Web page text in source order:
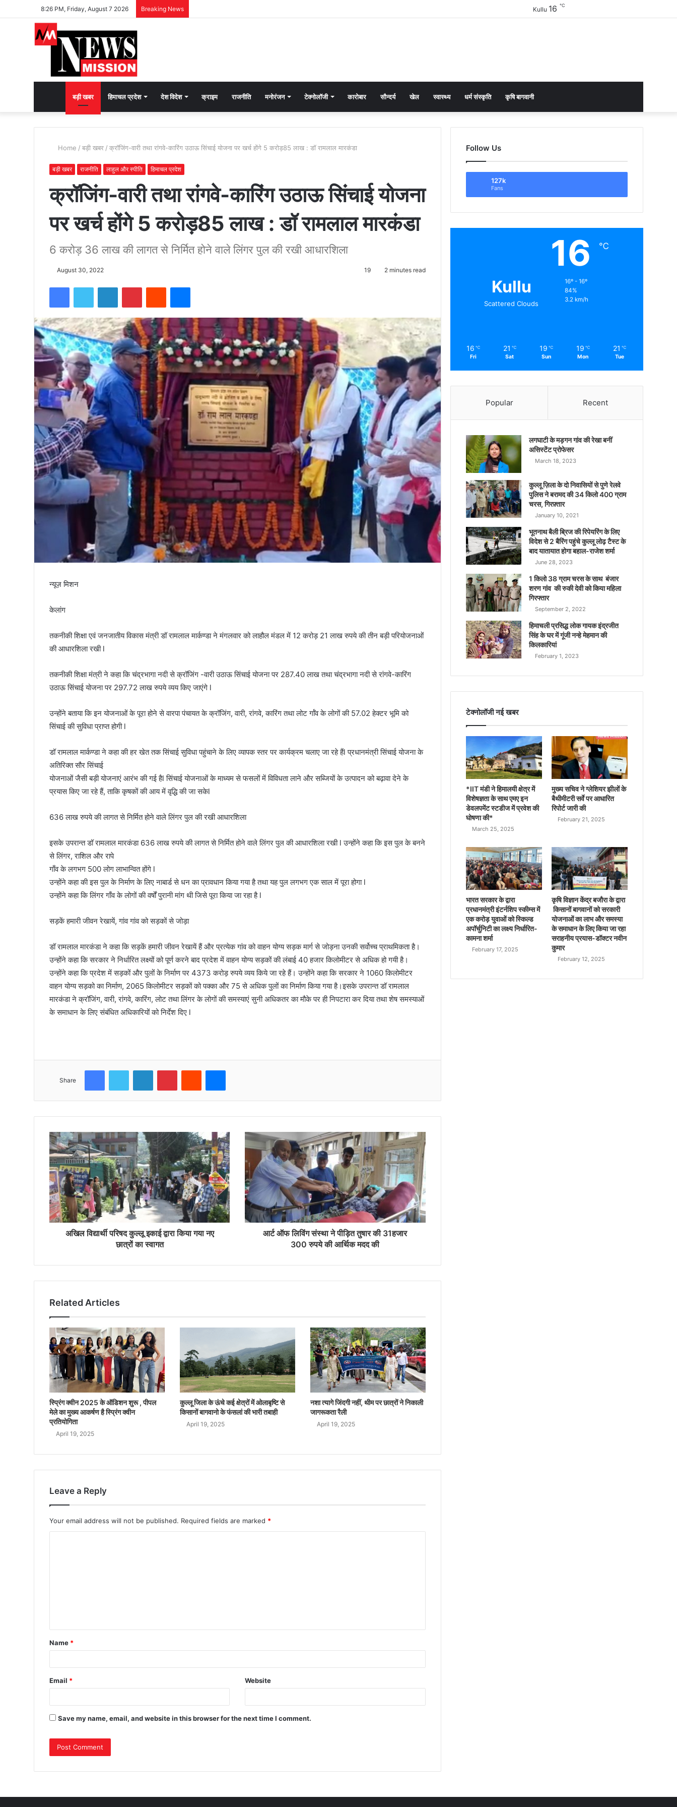
8:26 PM, Friday, August 7 2026 Breaking News Kullu 16 ℃
भक्ति
भावना
जगाने
को
फीट
उंची
चोटी
पर
फहराया
तिरंगा
बड़ी खबर हिमाचल प्रदेश देश विदेश क्राइम राजनीति मनोरंजन टेक्नोलॉजी कारोबार सौन्दर्य खेल स्वास्थ्य धर्म संस्कृति कृषि बागवानी
Home / बड़ी खबर / क्रॉजिंग-वारी तथा रांगवे-कारिंग उठाऊ सिंचाई योजना पर खर्च होंगे 5 करोड़85 लाख : डॉ रामलाल मारकंडा
बड़ी खबर राजनीति लाहुल और स्पीति हिमाचल प्रदेश
क्रॉजिंग-वारी तथा रांगवे-कारिंग उठाऊ सिंचाई योजना
पर खर्च होंगे 5 करोड़85 लाख : डॉ रामलाल मारकंडा
6 करोड़ 36 लाख की लागत से निर्मित होने वाले लिंगर पुल की रखी आधारशिला
August 30, 2022 19 2 minutes read
न्यूज़ मिशन
केलांग
तकनीकी शिक्षा एवं जनजातीय विकास मंत्री डॉ रामलाल मार्कण्डा ने मंगलवार को लाहौल मंडल में 12 करोड़ 21 लाख रुपये की तीन बड़ी परियोजनाओं
की आधारशिला रखी l
तकनीकी शिक्षा मंत्री ने कहा कि चंद्रभागा नदी से क्रॉजिंग -वारी उठाऊ सिंचाई योजना पर 287.40 लाख तथा चंद्रभागा नदी से रांगवे-कारिंग
उठाऊ सिंचाई योजना पर 297.72 लाख रुपये व्यय किए जाएंगे l
उन्होंने बताया कि इन योजनाओं के पूरा होने से वारपा पंचायत के क्रॉजिंग, वारी, रांगवे, कारिंग तथा लोट र्गाँव के लोगों की 57.02 हेक्टर भूमि को
सिंचाई की सुविधा प्राप्त होगी l
डॉ रामलाल मार्कण्डा ने कहा की हर खेत तक सिंचाई सुविधा पहुंचाने के लिए व्यापक स्तर पर कार्यक्रम चलाए जा रहे हैंl प्रधानमंत्री सिंचाई योजना के
अतिरिक्त सौर सिंचाई
योजनाओं जैसी बड़ी योजनाएं आरंभ की गई हैl सिंचाई योजनाओं के माध्यम से फसलों में विविधता लाने और सब्जियों के उत्पादन को बढ़ावा देने के
प्रयास किए जा रहे हैं, ताकि कृषकों की आय में वृद्धि की जा सकेl
636 लाख रुपये की लागत से निर्मित होने वाले लिंगर पुल की रखी आधारशिला
इसके उपरान्त डॉ रामलाल मारकंडा 636 लाख रुपये की लागत से निर्मित होने वाले लिंगर पुल की आधारशिला रखी l उन्होंने कहा कि इस पुल के बनने
से लिंगर, राशिल और रापे
गाँव के लगभग 500 लोग लाभान्वित होंगे l
उन्होंने कहा की इस पुल के निर्माण के लिए नाबार्ड से धन का प्रावधान किया गया है तथा यह पुल लगभग एक साल में पूरा होगा l
उन्होंने कहा कि लिंगर गाँव के लोगों की वर्षों पुरानी मांग थी जिसे पूरा किया जा रहा है l
सड़कें हमारी जीवन रेखायें, गांव गांव को सड़कों से जोड़ा
डॉ रामलाल मारकंडा ने कहा कि सड़कें हमारी जीवन रेखायें हैं और प्रत्येक गांव को वाहन योग्य सड़क मार्ग से जोड़ना उनकी सर्वोच्च प्राथमिकता है।
उन्होंने कहा कि सरकार ने निर्धारित लक्ष्यों को पूर्ण करने बाद प्रदेश में वाहन योग्य सड़कों की लंबाई 40 हजार किलोमीटर से अधिक हो गयी है।
उन्होंने कहा कि प्रदेश में सड़कों और पुलों के निर्माण पर 4373 करोड़ रुपये व्यय किये जा रहे हैं। उन्होंने कहा कि सरकार ने 1060 किलोमीटर
वाहन योग्य सड़को का निर्माण, 2065 किलोमीटर सड़कों को पक्का और 75 से अधिक पुलों का निर्माण किया गया है।इसके उपरान्त डॉ रामलाल
मारकंडा ने क्रॉजिंग, वारी, रांगवे, कारिंग, लोट तथा लिंगर के लोगों की समस्याएं सुनी अधिकतर का मौके पर ही निपटारा कर दिया तथा शेष समस्याओं
के समाधान के लिए संबंधित अधिकारियों को निर्देश दिए l
Share
अखिल विद्यार्थी परिषद कुल्लू इकाई द्वारा किया गया नए
छात्रों का स्वागत
आर्ट ऑफ लिविंग संस्था ने पीड़ित तुषार की 31हजार
300 रुपये की आर्थिक मदद की
Related Articles
स्प्रिंग क्वीन 2025 के ऑडिशन शुरू , पीपल
मेले का मुख्य आकर्षण है स्प्रिंग क्वीन
प्रतियोगिता
April 19, 2025
कुल्लू जिला के ऊंचे कई क्षेत्रों में ओलाबृष्टि से
किसानों बागवानो के फंसलां की भारी तबाही
April 19, 2025
नशा त्यागे जिंदगी नहीं, थीम पर छात्रों ने निकाली
जागरूकता रैली
April 19, 2025
Leave a Reply
Your email address will not be published. Required fields are marked *
Name *
Email * Website
Save my name, email, and website in this browser for the next time I comment.
Follow Us
127k
Fans
Kullu
Scattered Clouds
16 ℃
16º - 16º
84%
3.2 km/h
16 ℃
Fri
21 ℃
Sat
19 ℃
Sun
19 ℃
Mon
21 ℃
Tue
Popular Recent
लगघाटी के मड़गन गांव की रेखा बनीं
असिस्टेंट प्रोफेसर
March 18, 2023
कुल्लू ज़िला के दो निवासियों से पुणे रेलवे
पुलिस ने बरामद की 34 किलो 400 ग्राम
चरस, गिरफ़्तार
January 10, 2021
भूतनाथ बैली ब्रिज की रिपेयरिंग के लिए
विदेश से 2 बैरिंग पहुंचे कुल्लू लोढ़ टैस्ट के
बाद यातायात होगा बहाल-राजेश शर्मा
June 28, 2023
1 किलो 38 ग्राम चरस के साथ बंजार
शरण गांव की रुकी देवी को किया महिला
गिरफ्तार
September 2, 2022
हिमाचली प्रसिद्ध लोक गायक इंद्रजीत
सिंह के घर में गूंजी नन्हे मेहमान की
किलकारियां
February 1, 2023
टेक्नोलॉजी नई खबर
*IIT मंडी ने हिमालयी क्षेत्र में
विशेषज्ञता के साथ एमए इन
डेवलपमेंट स्टडीज में प्रवेश की
घोषणा की*
March 25, 2025
मुख्य सचिव ने ग्लेशियर झीलों के
बैथीमीटरी सर्वे पर आधारित
रिपोर्ट जारी की
February 21, 2025
भारत सरकार के द्वारा
प्रधानमंत्री इंटर्नशिप स्कीम्स में
एक करोड़ युवाओं को स्किल्ड
अपॉर्चुनिटी का लक्ष्य निर्धारित-
कामना शर्मा
February 17, 2025
कृषि विज्ञान केंद्र बजौरा के द्वारा
किसानों बागवानों को सरकारी
योजनाओं का लाभ और समस्या
के समाधान के लिए किया जा रहा
सराहनीय प्रयास-डॉक्टर नवीन
कुमार
February 12, 2025